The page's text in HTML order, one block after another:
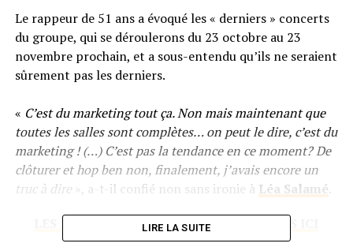
Le rappeur de 51 ans a évoqué les « derniers » concerts
du groupe, qui se déroulerons du 23 octobre au 23
novembre prochain, et a sous-entendu qu’ils ne seraient
sûrement pas les derniers.
« C’est du marketing tout ça. Non mais maintenant que
toutes les salles sont complètes… on peut le dire, c’est du
marketing ! (…) C’est pas la tendance en ce moment? De
clôturer et hop ben non, finalement, j’avais encore un
truc à dire», a-t-il confié non sans ironie à Léa Salamé
LES ALBUMS DE NTM SONT DISPONIBLES ICI
LIRE LA SUITE